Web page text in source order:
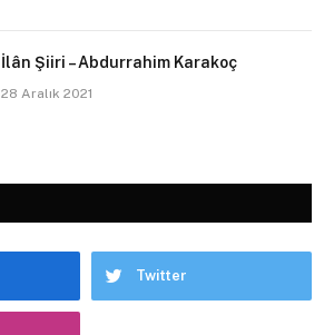
İlân Şiiri – Abdurrahim Karakoç
28 Aralık 2021
Twitter